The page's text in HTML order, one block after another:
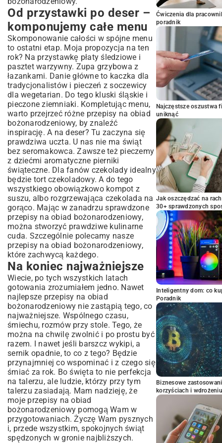
Od przystawki po deser –
komponujemy całe menu
Skomponowanie całości w spójne menu
to ostatni etap. Moja propozycja na ten
rok? Na przystawkę płaty śledziowe i
pasztet warzywny. Zupa grzybowa z
łazankami. Danie główne to kaczka dla
tradycjonalistów i pieczeń z soczewicy
dla wegetarian. Do tego kluski śląskie i
pieczone ziemniaki. Kompletując menu,
warto przejrzeć różne przepisy na obiad
bożonarodzeniowy, by znaleźć
inspirację. A na deser? Tu zaczyna się
prawdziwa uczta. U nas nie ma świąt
bez seromakowca. Zawsze też pieczemy
z dziećmi aromatyczne pierniki
świąteczne. Dla fanów czekolady idealny
będzie tort czekoladowy. A do tego
wszystkiego obowiązkowo kompot z
suszu, albo rozgrzewająca czekolada na
gorąco. Mając w zanadrzu sprawdzone
przepisy na obiad bożonarodzeniowy,
można stworzyć prawdziwe kulinarne
cuda. Szczególnie polecamy nasze
przepisy na obiad bożonarodzeniowy,
które zachwycą każdego.
Na koniec najważniejsze
Wiecie, po tych wszystkich latach
gotowania zrozumiałem jedno. Nawet
najlepsze przepisy na obiad
bożonarodzeniowy nie zastąpią tego, co
najważniejsze. Wspólnego czasu,
śmiechu, rozmów przy stole. Tego, że
można na chwilę zwolnić i po prostu być
razem. I nawet jeśli barszcz wykipi, a
sernik opadnie, to co z tego? Będzie
przynajmniej co wspominać i z czego się
śmiać za rok. Bo święta to nie perfekcja
na talerzu, ale ludzie, którzy przy tym
talerzu zasiadają. Mam nadzieję, że
moje przepisy na obiad
bożonarodzeniowy pomogą Wam w
przygotowaniach. Życzę Wam pysznych
i, przede wszystkim, spokojnych świąt
spędzonych w gronie najbliższych.
Ćwiczenia dla
poradnik
Najczęstsze oszustwa
uniknąć
Jak oszczędzać na
30+ sprawdzonych
Inteligentny dom: co
Poradnik
Biznesowe
korzyściach i wdrożeniu